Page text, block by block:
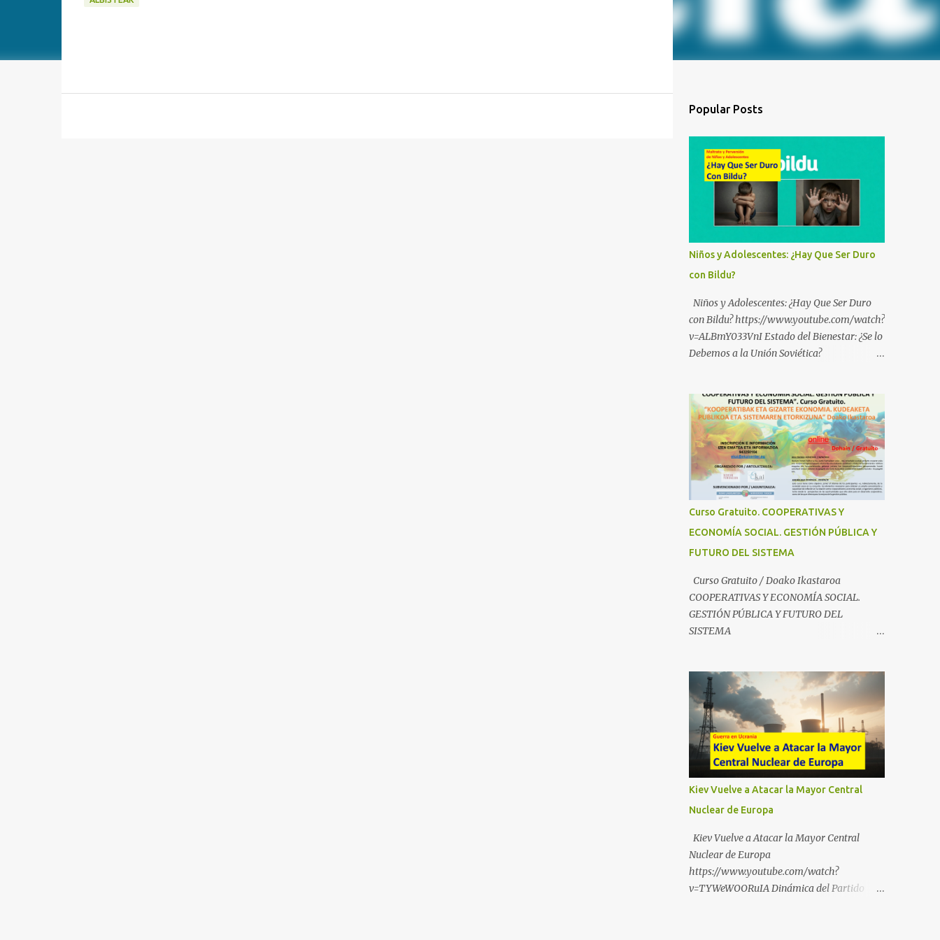
Popular Posts
Niños y Adolescentes: ¿Hay Que Ser Duro
con Bildu?
Niños y Adolescentes: ¿Hay Que Ser Duro
con Bildu? https://www.youtube.com/watch?
v=ALBmY033VnI Estado del Bienestar: ¿Se lo
Debemos a la Unión Soviética?
Cooperativas
https://www.youtube.com/watch?v=ylup-
4KPu5w Capitalismo Inclusivo y Cuarta
Revolución Industrial
https://www.youtube.com/shorts/dGKjgqEv
RHk ¿Conoces los nuevos canales de
BABESTU? Si quieres hacer algo, o
adolescentes vascos frente a abusos y
manipulaciones: BABESTUren kanal berriak
nerabeak abusu eta manipulazioetatik
babesteko zerbait egin nahi baduzu, edo
ideiak partekatu nahi badituzu: Telegram :
https://t.me/babestu_proteger WhatsApp :
6k0LKZJWzQyoE1T SÍGUENOS EN
YOUTUBE:
https://www.youtube.com/@ekaicenter?
sub_confirmation=1
Curso Gratuito. COOPERATIVAS Y
ECONOMÍA SOCIAL. GESTIÓN PÚBLICA Y
FUTURO DEL SISTEMA
Curso Gratuito / Doako Ikastaroa
COOPERATIVAS Y ECONOMÍA SOCIAL.
GESTIÓN PÚBLICA Y FUTURO DEL
SISTEMA
usp=sharing
Kiev Vuelve a Atacar la Mayor Central
Nuclear de Europa
Kiev Vuelve a Atacar la Mayor Central
Nuclear de Europa
https://www.youtube.com/watch?
v=TYWeWOORuIA Dinámica del Partido